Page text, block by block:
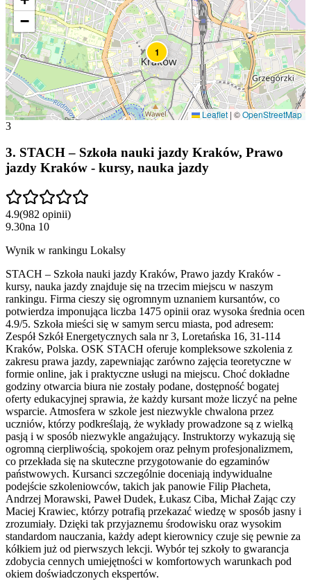
1
−
Leaflet | ©OpenStreetMap
3
3. STACH – Szkoła nauki jazdy Kraków, Prawo
jazdy Kraków - kursy, nauka jazdy
4.9(982 opinii)
9.30na 10
Wynik w rankingu Lokalsy
STACH – Szkoła nauki jazdy Kraków, Prawo jazdy Kraków -
kursy, nauka jazdy znajduje się na trzecim miejscu w naszym
rankingu. Firma cieszy się ogromnym uznaniem kursantów, co
potwierdza imponująca liczba 1475 opinii oraz wysoka średnia ocen
4.9/5. Szkoła mieści się w samym sercu miasta, pod adresem:
Zespół Szkół Energetycznych sala nr 3, Loretańska 16, 31-114
Kraków, Polska. OSK STACH oferuje kompleksowe szkolenia z
zakresu prawa jazdy, zapewniając zarówno zajęcia teoretyczne w
formie online, jak i praktyczne usługi na miejscu. Choć dokładne
godziny otwarcia biura nie zostały podane, dostępność bogatej
oferty edukacyjnej sprawia, że każdy kursant może liczyć na pełne
wsparcie. Atmosfera w szkole jest niezwykle chwalona przez
uczniów, którzy podkreślają, że wykłady prowadzone są z wielką
pasją i w sposób niezwykle angażujący. Instruktorzy wykazują się
ogromną cierpliwością, spokojem oraz pełnym profesjonalizmem,
co przekłada się na skuteczne przygotowanie do egzaminów
państwowych. Kursanci szczególnie doceniają indywidualne
podejście szkoleniowców, takich jak panowie Filip Płacheta,
Andrzej Morawski, Paweł Dudek, Łukasz Ciba, Michał Zając czy
Maciej Krawiec, którzy potrafią przekazać wiedzę w sposób jasny i
zrozumiały. Dzięki tak przyjaznemu środowisku oraz wysokim
standardom nauczania, każdy adept kierownicy czuje się pewnie za
kółkiem już od pierwszych lekcji. Wybór tej szkoły to gwarancja
zdobycia cennych umiejętności w komfortowych warunkach pod
okiem doświadczonych ekspertów.